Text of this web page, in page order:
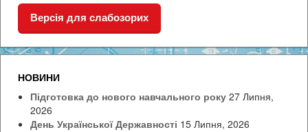
Версія для слабозорих
НОВИНИ
Підготовка до нового навчального року 27 Липня,
2026
День Української Державності 15 Липня, 2026